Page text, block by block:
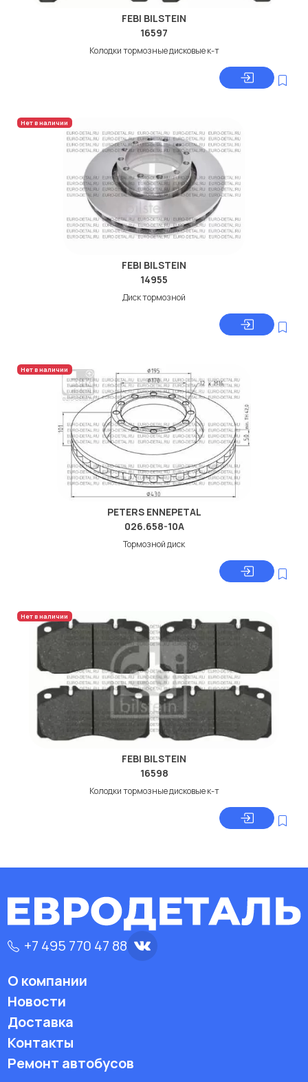
FEBI BILSTEIN
16597
Колодки тормозные дисковые к-т
Нет в наличии
FEBI BILSTEIN
14955
Диск тормозной
Нет в наличии
PETERS ENNEPETAL
026.658-10A
Тормозной диск
Нет в наличии
FEBI BILSTEIN
16598
Колодки тормозные дисковые к-т
+7 495 770 47 88
О компании
Новости
Доставка
Контакты
Ремонт автобусов